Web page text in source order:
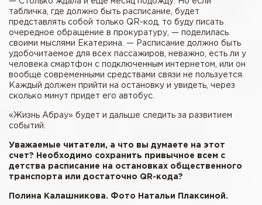
табличка, где должно быть расписание, будет
представлять собой только QR-код, то буду писать
очередное обращение в прокуратуру, — поделилась
своими мыслями Екатерина. — Расписание должно быть
удобочитаемое для всех пассажиров, неважно, есть ли у
человека смартфон с подключенным интернетом, или он
вообще современными средствами связи не пользуется.
Каждый должен прийти на остановку и увидеть, через
сколько минут придет его автобус.
«Жизнь Абрау» будет и дальше следить за развитием
событий.
Уважаемые читатели, а что вы думаете на этот
счет? Необходимо сохранить привычное всем с
детства расписание на остановках общественного
транспорта или достаточно QR-кода?
Полина Калашникова. Фото Натальи Плаксиной.